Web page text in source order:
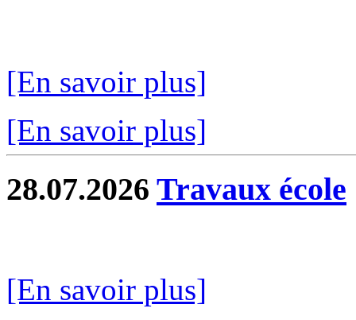
[En savoir plus]
[En savoir plus]
28.07.2026 Travaux école
[En savoir plus]